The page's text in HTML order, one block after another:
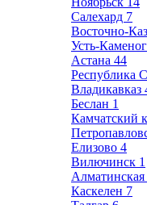
Салехард 7
Восточно-
Усть-
Астана 44
Республика
Владикавказ
Беслан 1
Камчатский
Елизово 4
Вилючинск 1
Алматинская
Каскелен 7